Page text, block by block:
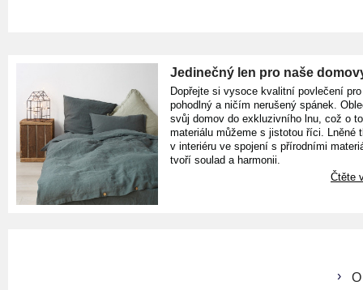
Jedinečný len pro naše
Dopřejte si vysoce kvalitní povlečení pro
pohodlný a ničím nerušený spánek.
svůj domov do exkluzivního lnu, což o
materiálu můžeme s jistotou říci. Lněné
v interiéru ve spojení s přírodními
tvoří soulad a harmonii.
Čtěte